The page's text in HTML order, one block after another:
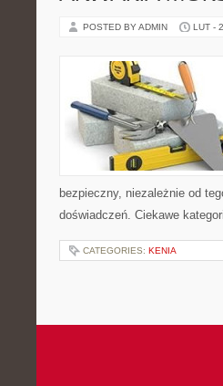
POSTED BY ADMIN LUT -
bezpieczny, niezależnie od
doświadczeń. Ciekawe
CATEGORIES: KENIA